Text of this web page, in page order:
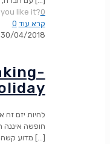
you like it?0
0 קרא עוד
30/04/2018
להיות יזם
חופשה איננה
מדוע […]